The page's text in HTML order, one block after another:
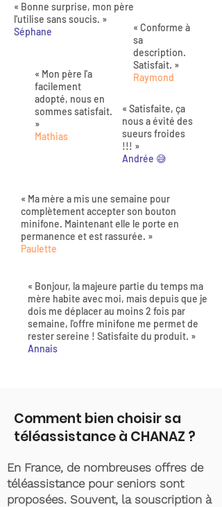
« Bonne surprise, mon père
l'utilise sans soucis. »
Séphane
« Mon père l'a
facilement
adopté, nous en
sommes satisfait.
»
Mathias
« Conforme à
sa
description.
Satisfait. »
Raymond
« Satisfaite, ça
nous a évité des
sueurs froides
!!! »
Andrée 😅
« Ma mère a mis une semaine pour
complètement accepter son bouton
minifone. Maintenant elle le porte en
permanence et est rassurée. »
Paulette
« Bonjour, la majeure partie du temps ma
mère habite avec moi, mais depuis que je
dois me déplacer au moins 2 fois par
semaine, l'offre minifone me permet de
rester sereine ! Satisfaite du produit. »
Annais
Comment bien choisir sa
téléassistance à CHANAZ ?
En France, de nombreuses offres de
téléassistance pour seniors sont
proposées. Souvent, la souscription à